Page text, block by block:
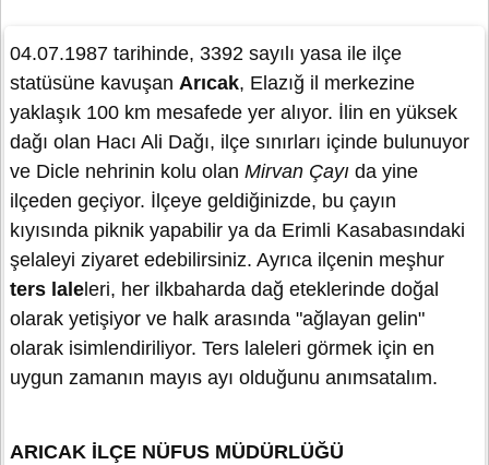
04.07.1987 tarihinde, 3392 sayılı yasa ile ilçe
statüsüne kavuşan Arıcak, Elazığ il merkezine
yaklaşık 100 km mesafede yer alıyor. İlin en yüksek
dağı olan Hacı Ali Dağı, ilçe sınırları içinde bulunuyor
ve Dicle nehrinin kolu olan Mirvan Çayı da yine
ilçeden geçiyor. İlçeye geldiğinizde, bu çayın
kıyısında piknik yapabilir ya da Erimli Kasabasındaki
şelaleyi ziyaret edebilirsiniz. Ayrıca ilçenin meşhur
ters lale leri, her ilkbaharda dağ eteklerinde doğal
olarak yetişiyor ve halk arasında "ağlayan gelin"
olarak isimlendiriliyor. Ters laleleri görmek için en
uygun zamanın mayıs ayı olduğunu anımsatalım.
ARICAK İLÇE NÜFUS MÜDÜRLÜĞÜ